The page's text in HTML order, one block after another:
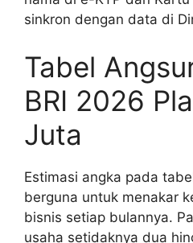
sinkron dengan data di
Tabel
BRI 2026
Juta
Estimasi angka pada
berguna untuk menakar
bisnis setiap bulannya.
usaha setidaknya dua